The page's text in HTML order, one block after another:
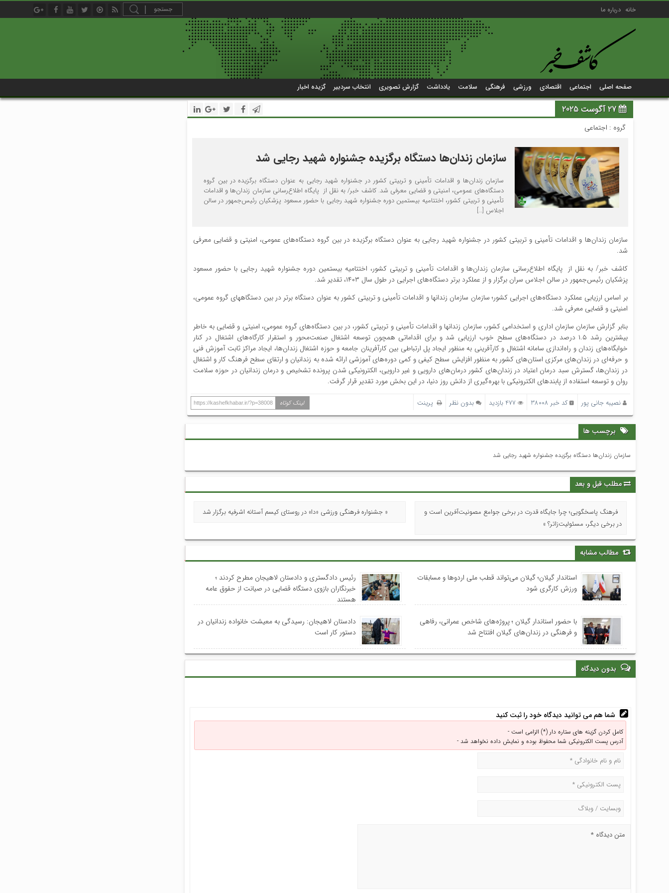
خانه درباره ما
صفحه اصلی اجتماعی اقتصادی ورزشی فرهنگی سلامت یادداشت گزارش تصویری انتخاب سردبیر گزیده اخبار
27 آگوست 2025
گروه : اجتماعی
سازمان زندان‌‏ها دستگاه برگزیده جشنواره شهید رجایی شد
سازمان زندان‌ها و اقدامات تأمینی و تربیتی کشور در جشنواره شهید رجایی به عنوان دستگاه برگزیده در بین گروه
دستگاه‌های عمومی، امنیتی و قضایی معرفی شد. کاشف خبر/ به نقل از پایگاه اطلاع‌رسانی سازمان زندان‌ها و اقدامات
تأمینی و تربیتی کشور، اختتامیه بیستمین دوره جشنواره شهید رجایی با حضور مسعود پزشکیان رئیس‌جمهور در سالن
اجلاس […]
سازمان زندان‌ها و اقدامات تأمینی و تربیتی کشور در جشنواره شهید رجایی به عنوان دستگاه برگزیده در بین گروه دستگاه‌های عمومی، امنیتی و قضایی معرفی
شد.
کاشف خبر/ به نقل از پایگاه اطلاع‌رسانی سازمان زندان‌ها و اقدامات تأمینی و تربیتی کشور، اختتامیه بیستمین دوره جشنواره شهید رجایی با حضور مسعود
پزشکیان رئیس‌جمهور در سالن اجلاس سران برگزار و از عملکرد برتر دستگاه‌های اجرایی در طول سال ۱۴۰۳، تقدیر شد.
بر اساس ارزیابی عملکرد دستگاه‌های اجرایی کشور؛ سازمان سازمان زندان‏ها و اقدامات تأمینی و تربیتی کشور به عنوان دستگاه برتر در بین دستگاه‏های گروه عمومی،
امنیتی و قضایی معرفی شد.
بنابر گزارش سازمان سازمان اداری و استخدامی کشور، سازمان زندان‏ها و اقدامات تأمینی و تربیتی کشور، در بین دستگاه‏‌های گروه عمومی، امنیتی و قضایی به خاطر
بیشترین رشد ۱.۵ درصد در دستگاه‌های سطح خوب ارزیابی شد و برای اقداماتی همچون توسعه اشتغال صنعت‌محور و استقرار کارگاه‌های اشتغال در کنار
خوابگاه‌های زندان و راه‌اندازی سامانه اشتغال و کارآفرینی به منظور ایجاد پل ارتباطی بین کارآفرینان جامعه و حوزه اشتغال زندان‌ها، ایجاد مراکز ثابت آموزش فنی
و حرفه‌ای در زندان‌های مرکزی استان‌های کشور به منظور افزایش سطح کیفی و کمی دوره‌های آموزشی ارائه شده به زندانیان و ارتقای سطح فرهنگ کار و اشتغال
در زندان‌ها، گسترش سبد درمان اعتیاد در زندان‌های کشور درمان‌های دارویی و غیر دارویی، الکترونیکی شدن پرونده تشخیص و درمان زندانیان در حوزه سلامت
روان و توسعه استفاده از پابند‌های الکترونیکی با بهره‌گیری از دانش روز دنیا، در این بخش مورد تقدیر قرار گرفت.
نصیبه جانی پور کد خبر 38008 477 بازدید بدون نظر پرینت لینک کوتاه https://kashefkhabar.ir/?p=38008
برچسب ها
سازمان زندان‌‏ها دستگاه برگزیده جشنواره شهید رجایی شد
مطلب قبل و بعد
فرهنگ پاسخگویی؛ چرا جایگاه قدرت در برخی جوامع مصونیت‌آفرین است و
در برخی دیگر، مسئولیت‌زاتر؟ »
« جشنواره فرهنگی ورزشی «دا» در روستای کیسم آستانه اشرفیه برگزار شد
مطالب مشابه
استاندار گیلان؛ گیلان می‌تواند قطب ملی اردوها و مسابقات
ورزش کارگری شود
رئیس دادگستری و دادستان لاهیجان مطرح کردند ؛
خبرنگاران بازوی دستگاه قضایی در صیانت از حقوق عامه
هستند
با حضور استاندار گیلان ؛ پروژه‌های شاخص عمرانی، رفاهی
و فرهنگی در زندان‌های گیلان افتتاح شد
دادستان لاهیجان: رسیدگی به معیشت خانواده زندانیان در
دستور کار است
بدون دیدگاه
شما هم می توانید دیدگاه خود را ثبت کنید
کامل کردن گزینه های ستاره دار (*) الزامی است -
آدرس پست الکترونیکی شما محفوظ بوده و نمایش داده نخواهد شد -